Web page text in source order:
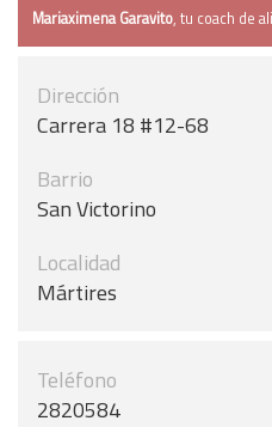
Mariaximena Garavito, tu coach de
Dirección
Carrera 18 #12-68
Barrio
San Victorino
Localidad
Mártires
Teléfono
2820584